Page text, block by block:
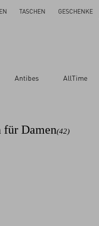
TASCHEN GESCHENKE
Alles zurücksetzen
Antibes AllTime
für Damen(42)